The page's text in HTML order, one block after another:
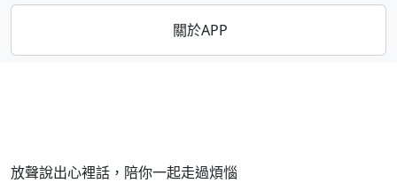
關於APP
放聲說出心裡話，陪你一起走過煩惱